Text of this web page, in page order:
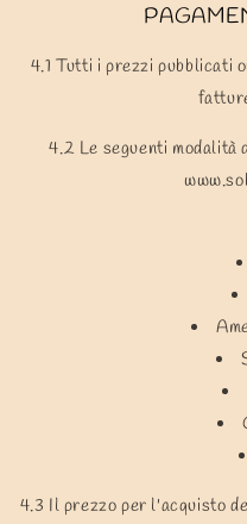
4.1 Tutti i prezzi pubblicati
4.2 Le seguenti modalità
4.3 Il prezzo per l'acquisto